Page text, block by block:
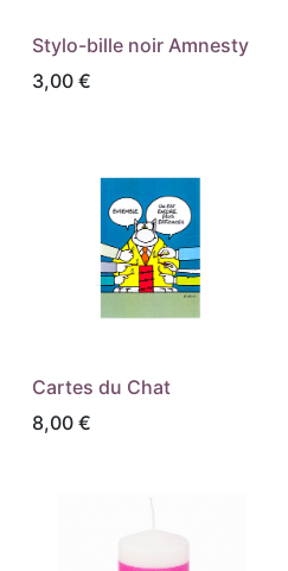
Stylo-bille noir Amnesty
3,00€
Cartes du Chat
8,00€